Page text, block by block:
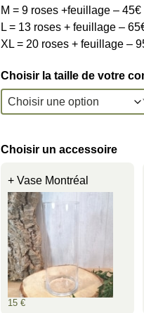
M = 9 roses +feuillage – 45€
L = 13 roses + feuillage –
XL = 20 roses + feuillage –
Choisir la taille de votre
Choisir un accessoire
+ Vase Montréal
15 €